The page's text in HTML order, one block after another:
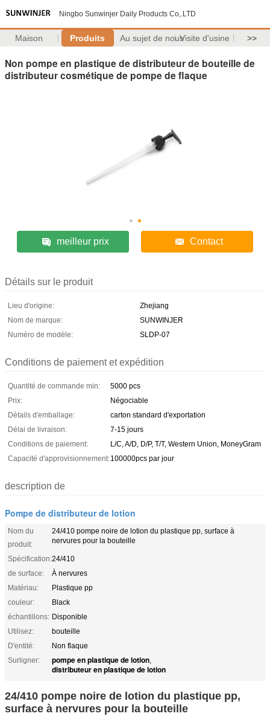
Ningbo Sunwinjer Daily Products Co,.LTD
Maison Produits Au sujet de nousVisite d'usine >>
Non pompe en plastique de distributeur de bouteille de
distributeur cosmétique de pompe de flaque
meilleur prix Contact
Détails sur le produit
Lieu d'origine:
Zhejiang
Nom de marque:
SUNWINJER
Numéro de modèle:
SLDP-07
Conditions de paiement et expédition
Quantité de commande min:
5000 pcs
Prix:
Négociable
Détails d'emballage:
carton standard d'exportation
Délai de livraison:
7-15 jours
Conditions de paiement:
L/C, A/D, D/P, T/T, Western Union, MoneyGram
Capacité d'approvisionnement:100000pcs par jour
description de
Pompe de distributeur de lotion
Nom du
produit:
24/410 pompe noire de lotion du plastique pp, surface à
nervures pour la bouteille
Spécification:24/410
de surface:
À nervures
Matériau:
Plastique pp
couleur:
Black
échantillons: Disponible
Utilisez:
bouteille
D'entité:
Non flaque
Surligner:
pompe en plastique de lotion,
distributeur en plastique de lotion
24/410 pompe noire de lotion du plastique pp,
surface à nervures pour la bouteille